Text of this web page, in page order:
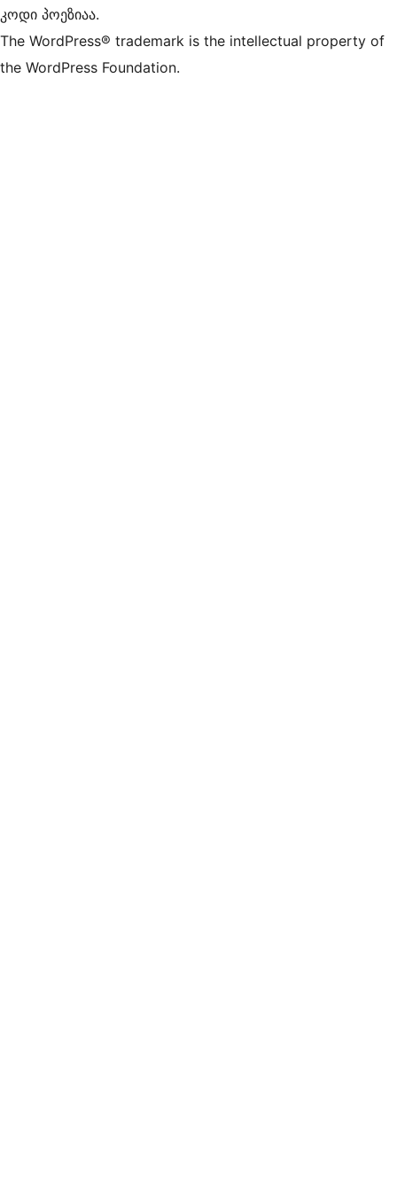
კოდი პოეზიაა.
The WordPress® trademark is the intellectual property of
the WordPress Foundation.